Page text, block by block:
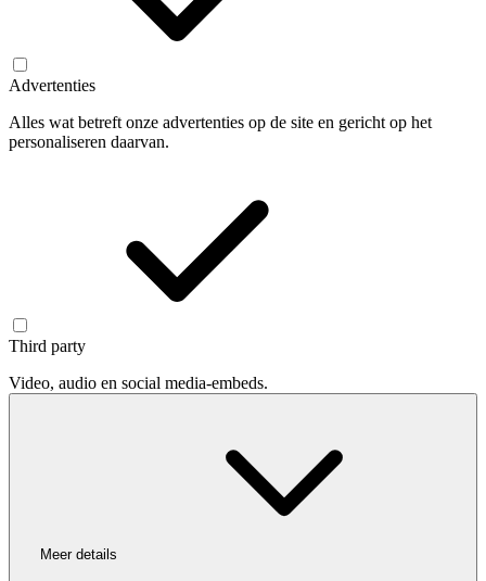
Advertenties
Alles wat betreft onze advertenties op de site en gericht op het
personaliseren daarvan.
Third party
Video, audio en social media-embeds.
Meer details